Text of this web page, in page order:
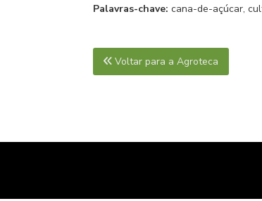
Palavras-chave: cana-de-açúcar,
Voltar para a Agroteca